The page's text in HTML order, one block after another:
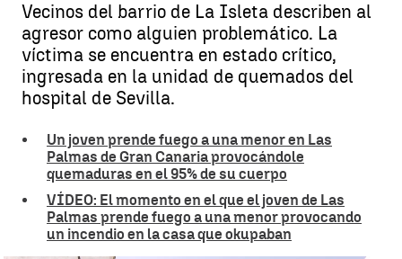
Vecinos del barrio de La Isleta describen al
agresor como alguien problemático. La
víctima se encuentra en estado crítico,
ingresada en la unidad de quemados del
hospital de Sevilla.
Un joven prende fuego a una menor en Las
Palmas de Gran Canaria provocándole
quemaduras en el 95% de su cuerpo
VÍDEO: El momento en el que el joven de Las
Palmas prende fuego a una menor provocando
un incendio en la casa que okupaban